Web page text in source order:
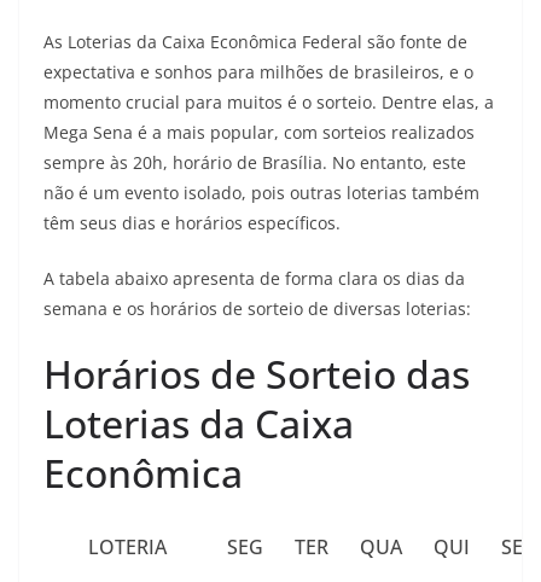
As Loterias da Caixa Econômica Federal são fonte de
expectativa e sonhos para milhões de brasileiros, e o
momento crucial para muitos é o sorteio. Dentre elas, a
Mega Sena é a mais popular, com sorteios realizados
sempre às 20h, horário de Brasília. No entanto, este
não é um evento isolado, pois outras loterias também
têm seus dias e horários específicos.
A tabela abaixo apresenta de forma clara os dias da
semana e os horários de sorteio de diversas loterias:
Horários de Sorteio das
Loterias da Caixa
Econômica
LOTERIA SEG TER QUA QUI
SEX